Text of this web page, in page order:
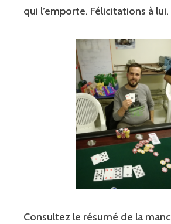
qui l’emporte. Félicitations à lui.
Consultez le résumé de la